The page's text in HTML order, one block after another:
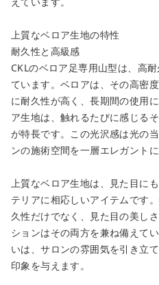
カートに追
カート
お買い物
上質なベロア生地の特性
耐久性と高級感
CKLのベロア足専用山型は、高
ています。ベロアは、その高密
に耐久性が高く、長期間の使用
ア生地は、触れるたびに感じる
が特長です。この光沢感は光の
ンの施術空間を一層エレガントに
上質なベロア生地は、見た目に
テリアに相応しいアイテムです
久性だけでなく、見た目の美し
ションはその両方を兼ね備えて
いは、サロンの雰囲気を引き立
印象を与えます。